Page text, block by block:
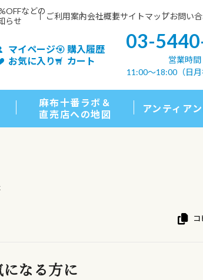
などの
らせ
ご利用案内会社概要サイトマップお問い
マイページ
購入履歴
お気に入り
カート
03-
営業時間
11:00〜18:00（日月
麻布十番ラボ＆
直売店への地図
アンティア
コ
なる方に